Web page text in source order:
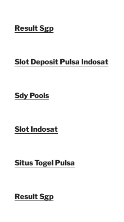
Result Sgp
Slot Deposit Pulsa Indosat
Sdy Pools
Slot Indosat
Situs Togel Pulsa
Result Sgp